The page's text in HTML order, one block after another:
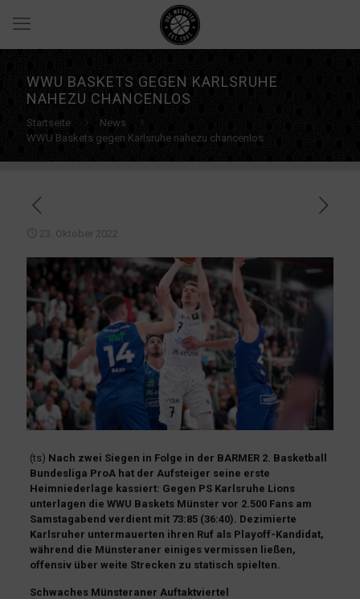
WWU BASKETS GEGEN KARLSRUHE
NAHEZU CHANCENLOS
Startseite
News
WWU Baskets gegen Karlsruhe nahezu chancenlos
23. Oktober 2022
(ts) Nach zwei Siegen in Folge in der BARMER 2. Basketball
Bundesliga ProA hat der Aufsteiger seine erste
Heimniederlage kassiert: Gegen PS Karlsruhe Lions
unterlagen die WWU Baskets Münster vor 2.500 Fans am
Samstagabend verdient mit 73:85 (36:40). Dezimierte
Karlsruher untermauerten ihren Ruf als Playoff-Kandidat,
während die Münsteraner einiges vermissen ließen,
offensiv über weite Strecken zu statisch spielten.
Schwaches Münsteraner Auftaktviertel